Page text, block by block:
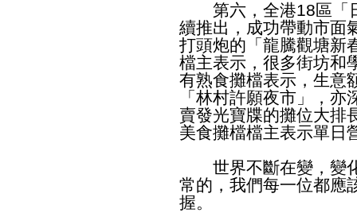
第六，全港18區「
續推出，成功帶動市面
打頭炮的「龍騰觀塘新
檔主表示，很多街坊和
有熟食攤檔表示，生意
「林村許願夜市」，
賣發光寶牒的攤位大排
美食攤檔檔主表示單日
世界不斷在變，變化
常的，我們每一位都應
握。